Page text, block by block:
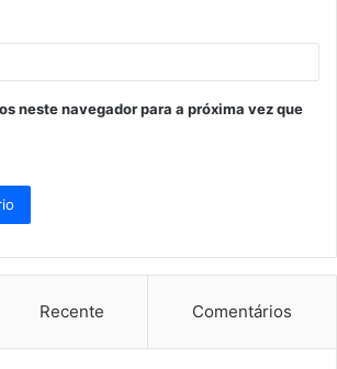
neste navegador para a próxima vez que
Recente Comentários